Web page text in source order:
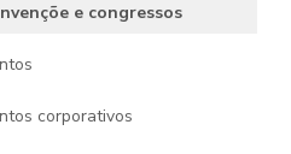
e congressos
corporativos